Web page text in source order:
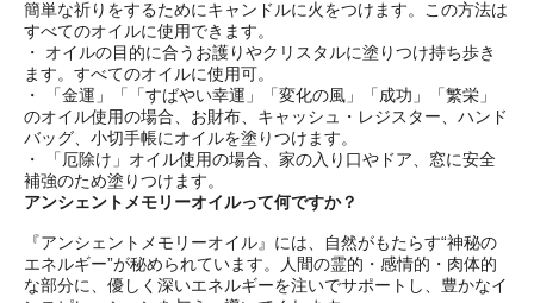
簡単な祈りをするためにキャンドルに火をつけます。この方法は
すべてのオイルに使用できます。
・ オイルの目的に合うお護りやクリスタルに塗りつけ持ち歩き
ます。すべてのオイルに使用可。
・ 「金運」「「すばやい幸運」「変化の風」「成功」「繁栄」
のオイル使用の場合、お財布、キャッシュ・レジスター、ハンド
バッグ、小切手帳にオイルを塗りつけます。
・ 「厄除け」オイル使用の場合、家の入り口やドア、窓に安全
補強のため塗りつけます。
アンシェントメモリーオイルって何ですか？
『アンシェントメモリーオイル』には、自然がもたらす“神秘の
エネルギー”が秘められています。人間の霊的・感情的・肉体的
な部分に、優しく深いエネルギーを注いでサポートし、豊かなイ